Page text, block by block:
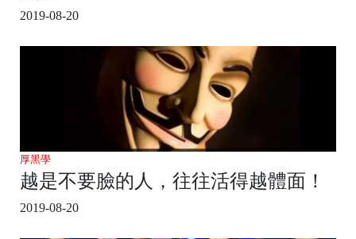
2019-08-20
厚黑學
越是不要臉的人，往往活得越體面！
2019-08-20